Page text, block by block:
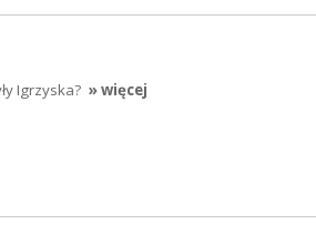
Igrzyska? » więcej